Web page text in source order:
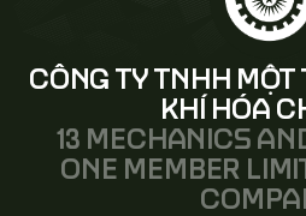
CÔNG TY TNHH
KHÍ HÓA
13 MECHANICS
ONE MEMBER